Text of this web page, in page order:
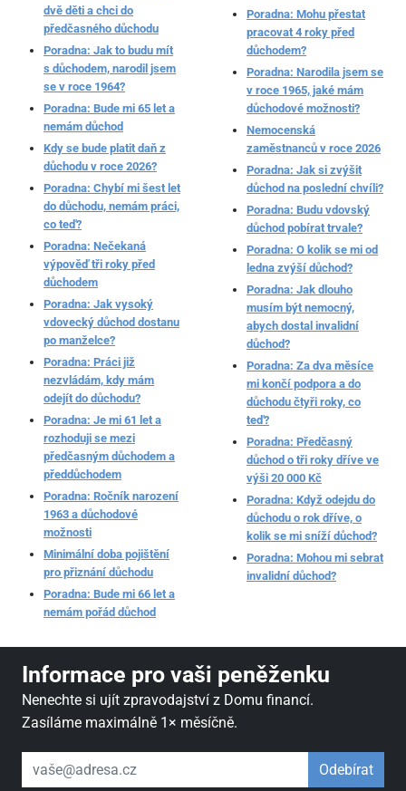
dvě děti a chci do
předčasného důchodu
Poradna: Jak to budu mít
s důchodem, narodil jsem
se v roce 1964?
Poradna: Bude mi 65 let a
nemám důchod
Kdy se bude platit daň z
důchodu v roce 2026?
Poradna: Chybí mi šest let
do důchodu, nemám práci,
co teď?
Poradna: Nečekaná
výpověď tři roky před
důchodem
Poradna: Jak vysoký
vdovecký důchod dostanu
po manželce?
Poradna: Práci již
nezvládám, kdy mám
odejít do důchodu?
Poradna: Je mi 61 let a
rozhoduji se mezi
předčasným důchodem a
předdůchodem
Poradna: Ročník narození
1963 a důchodové
možnosti
Minimální doba pojištění
pro přiznání důchodu
Poradna: Bude mi 66 let a
nemám pořád důchod
Poradna: Mohu přestat
pracovat 4 roky před
důchodem?
Poradna: Narodila jsem se
v roce 1965, jaké mám
důchodové možnosti?
Nemocenská
zaměstnanců v roce 2026
Poradna: Jak si zvýšit
důchod na poslední chvíli?
Poradna: Budu vdovský
důchod pobírat trvale?
Poradna: O kolik se mi od
ledna zvýší důchod?
Poradna: Jak dlouho
musím být nemocný,
abych dostal invalidní
důchod?
Poradna: Za dva měsíce
mi končí podpora a do
důchodu čtyři roky, co
teď?
Poradna: Předčasný
důchod o tři roky dříve ve
výši 20 000 Kč
Poradna: Když odejdu do
důchodu o rok dříve, o
kolik se mi sníží důchod?
Poradna: Mohou mi sebrat
invalidní důchod?
Informace pro vaši peněženku
Nenechte si ujít zpravodajství z Domu financí.
Zasíláme maximálně 1× měsíčně.
váš email Odebírat